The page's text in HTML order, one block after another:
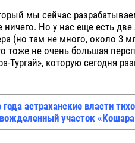
мы сейчас
Но у нас еще есть
(но там не много, около 3
тоже не очень большая
Тургай», которую сегодня
астраханские власти
участок